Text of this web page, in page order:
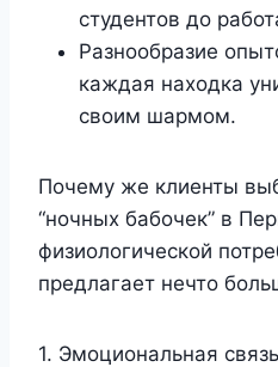
студентов до
Разнообразие
каждая находка
своим шармом.
Почему же клиенты
“ночных бабочек” в
физиологической
предлагает нечто
1. Эмоциональная